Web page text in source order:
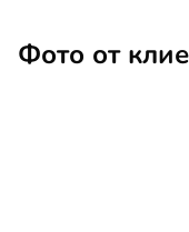
Фото от